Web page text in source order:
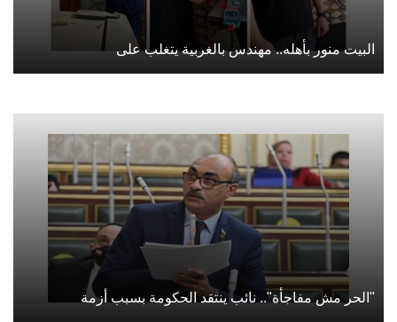
البيت منور بأهله.. مهندس بالغربية يتغلب على
"الحر مش مفاجأة".. نائب ينتقد الحكومة بسبب أزمة